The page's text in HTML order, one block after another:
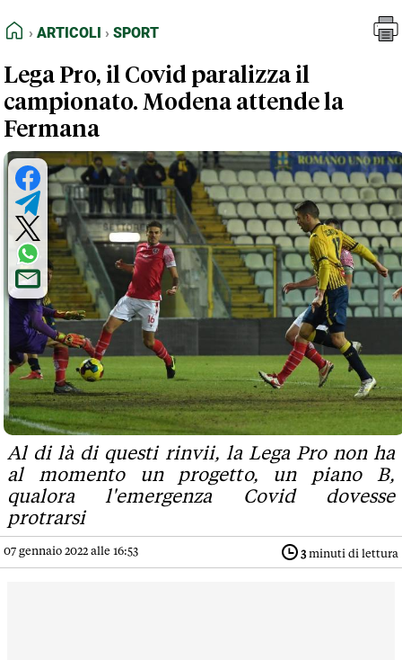
FEED RSS
NORMATIVE DEONTOLOGICHE
TERMINI e CONDIZIONI
HOME
ARTICOLI SPORT
Lega Pro, il Covid paralizza il
campionato. Modena attende la
Fermana
Al di là di questi rinvii, la Lega Pro non ha
al momento un progetto, un piano B,
qualora l'emergenza Covid dovesse
protrarsi
07 gennaio 2022 alle 16:53 3minuti di lettura